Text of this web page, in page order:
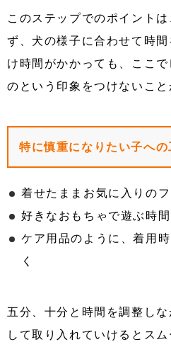
このステップでのポイント
ず、犬の様子に合わせて時
け時間がかかっても、ここ
のという印象をつけないこと
特に慎重になりたい子への
着せたままお気に入りの
好きなおもちゃで遊ぶ時
ケア用品のように、着用
く
五分、十分と時間を調整し
して取り入れていけるとスム